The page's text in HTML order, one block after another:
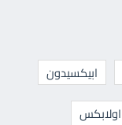
ابيكسيدون
اولابكس